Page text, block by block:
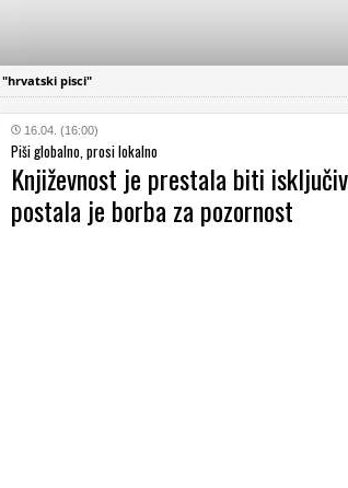
"hrvatski pisci"
16.04. (16:00)
Piši globalno, prosi lokalno
Književnost je prestala biti
postala je borba za pozornost